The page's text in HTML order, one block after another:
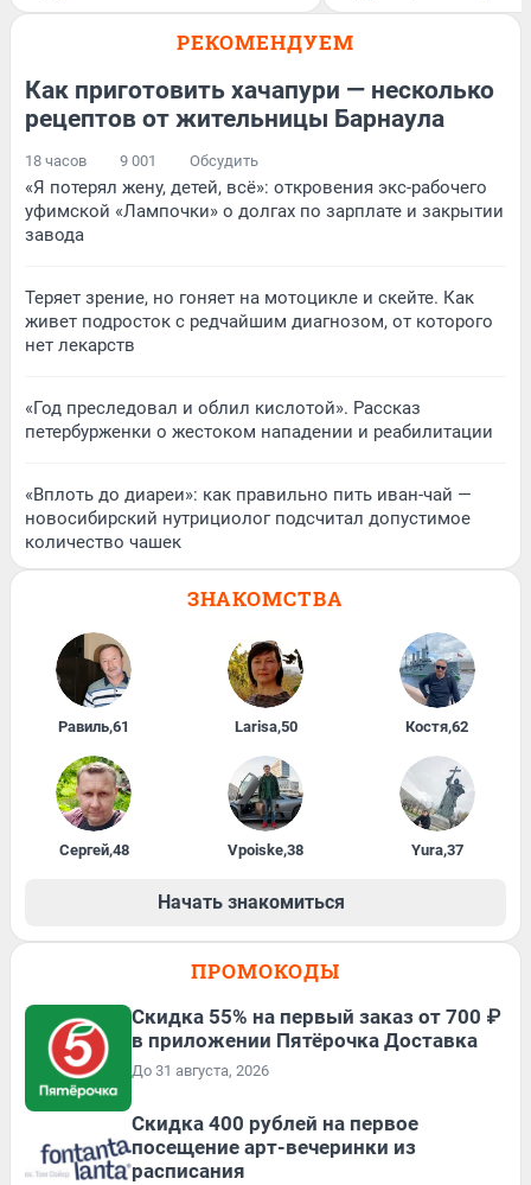
РЕКОМЕНДУЕМ
Как приготовить хачапури — несколько
рецептов от жительницы Барнаула
18 часов 9 001 Обсудить
«Я потерял жену, детей, всё»: откровения экс-рабочего
уфимской «Лампочки» о долгах по зарплате и закрытии
завода
Теряет зрение, но гоняет на мотоцикле и скейте. Как
живет подросток с редчайшим диагнозом, от которого
нет лекарств
«Год преследовал и облил кислотой». Рассказ
петербурженки о жестоком нападении и реабилитации
«Вплоть до диареи»: как правильно пить иван-чай —
новосибирский нутрициолог подсчитал допустимое
количество чашек
ЗНАКОМСТВА
Равиль,61 Larisa,50 Костя,62
Сергей,48 Vpoiske,38 Yura,37
Начать знакомиться
ПРОМОКОДЫ
Скидка 55% на первый заказ от 700 ₽
в приложении Пятёрочка Доставка
До 31 августа, 2026
Cкидка 400 рублей на первое
посещение арт-вечеринки из
расписания